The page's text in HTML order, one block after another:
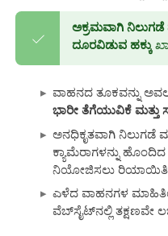
ಅಕ್ರಮವಾಗಿ ನಿಲುಗಡೆ
ದೂರವಿಡುವ ಹಕ್ಕು
ವಾಹನದ ತೂಕವನ್ನು
ಭಾರೀ ತೆಗೆಯುವಿಕೆ ಮತ್ತು
ಅನಧಿಕೃತವಾಗಿ ನಿಲುಗಡೆ
ಕ್ಯಾಮೆರಾಗಳನ್ನು
ನಿಯೋಜಿಸಲು
ಎಳೆದ ವಾಹನಗಳ
ವೆಬ್‌ಸೈಟ್‌ನಲ್ಲಿ ತಕ್ಷಣವೇ